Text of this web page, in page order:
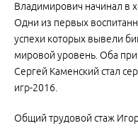
Владимирович начинал в
Одни из первых
успехи которых вывели
мировой уровень. Оба
Сергей Каменский стал
игр-2016.
Общий трудовой стаж